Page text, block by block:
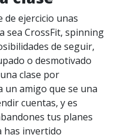
de ejercicio unas
sea CrossFit, spinning
de seguir,
o desmotivado
clase por
un amigo que se una
cuentas, y es
tus planes
has invertido